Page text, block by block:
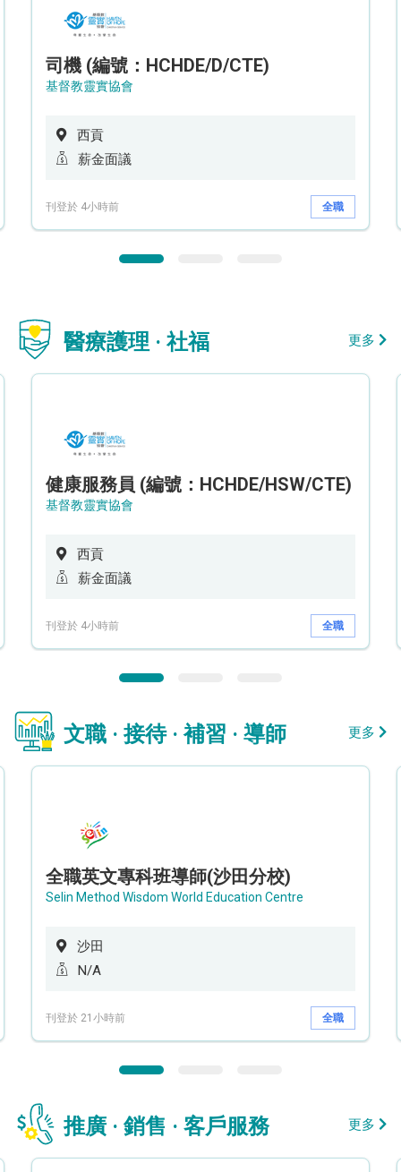
司機 (編號：HCHDE/D/CTE)
基督教靈實協會
西貢
薪金面議
刊登於 4小時前 全職
醫療護理 · 社福 更多
健康服務員 (編號：HCHDE/HSW/CTE)
基督教靈實協會
西貢
薪金面議
刊登於 4小時前 全職
文職 · 接待 · 補習 · 導師 更多
全職英文專科班導師(沙田分校)
Selin Method Wisdom World Education Centre
沙田
N/A
刊登於 21小時前 全職
推廣 · 銷售 · 客戶服務 更多